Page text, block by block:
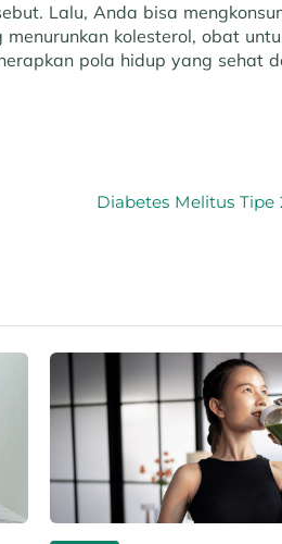
Lalu, Anda bisa
kolesterol, obat
pola hidup yang sehat
Diabetes Melitus Tipe